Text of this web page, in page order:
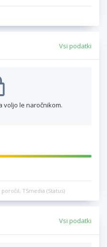
Vsi podatki
voljo le naročnikom.
TSmedia (Status)
Vsi podatki